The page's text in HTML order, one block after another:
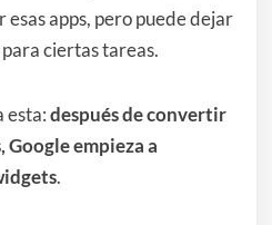
esas apps, pero puede dejar
ciertas tareas.
esta:después de convertir
Google empieza a
.